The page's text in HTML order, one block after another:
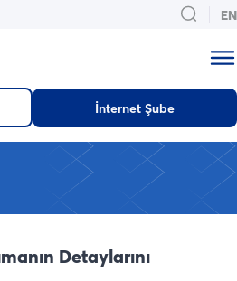
EN
İnternet Şube
Detaylarını